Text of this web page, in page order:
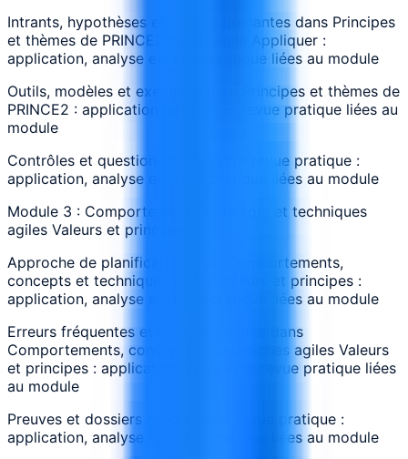
Intrants, hypothèses et parties prenantes dans Principes
et thèmes de PRINCE2 dans l'Agile Appliquer :
application, analyse et revue pratique liées au module
Outils, modèles et exemples pour Principes et thèmes de
PRINCE2 : application, analyse et revue pratique liées au
module
Contrôles et questions de suivi sur revue pratique :
application, analyse et revue pratique liées au module
Module 3 : Comportements, concepts et techniques
agiles Valeurs et principes
Approche de planification pour Comportements,
concepts et techniques agiles Valeurs et principes :
application, analyse et revue pratique liées au module
Erreurs fréquentes et signaux d’alerte dans
Comportements, concepts et techniques agiles Valeurs
et principes : application, analyse et revue pratique liées
au module
Preuves et dossiers produits par revue pratique :
application, analyse et revue pratique liées au module